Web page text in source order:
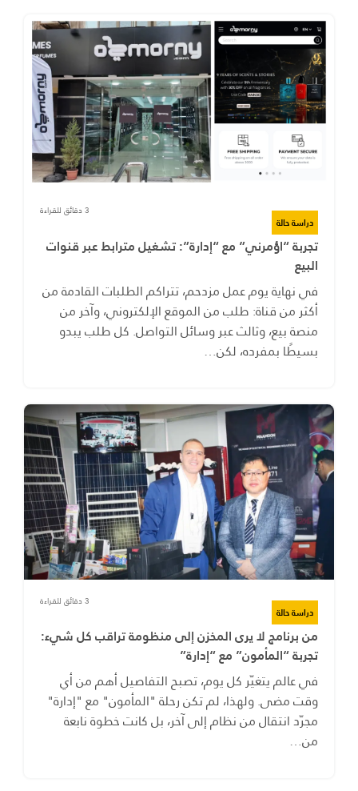
دراسة حالة
3 دقائق للقراءة
تجربة “اؤمرني” مع “إدارة”: تشغيل مترابط عبر قنوات
البيع
في نهاية يوم عمل مزدحم، تتراكم الطلبات القادمة من
أكثر من قناة: طلب من الموقع الإلكتروني، وآخر من
منصة بيع، وثالث عبر وسائل التواصل. كل طلب يبدو
بسيطًا بمفرده، لكن…
دراسة حالة
3 دقائق للقراءة
من برنامج لا يرى المخزن إلى منظومة تراقب كل شيء:
تجربة “المأمون” مع “إدارة”
في عالم يتغيّر كل يوم، تصبح التفاصيل أهم من أي
وقت مضى. ولهذا، لم تكن رحلة "المأمون" مع "إدارة"
مجرّد انتقال من نظام إلى آخر، بل كانت خطوة نابعة
من…